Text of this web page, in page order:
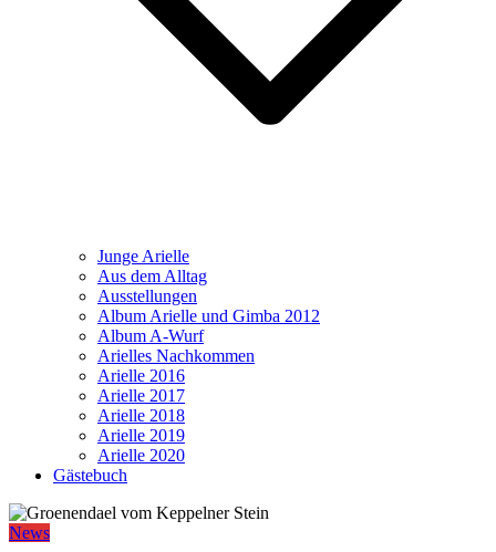
Junge Arielle
Aus dem Alltag
Ausstellungen
Album Arielle und Gimba 2012
Album A-Wurf
Arielles Nachkommen
Arielle 2016
Arielle 2017
Arielle 2018
Arielle 2019
Arielle 2020
Gästebuch
News